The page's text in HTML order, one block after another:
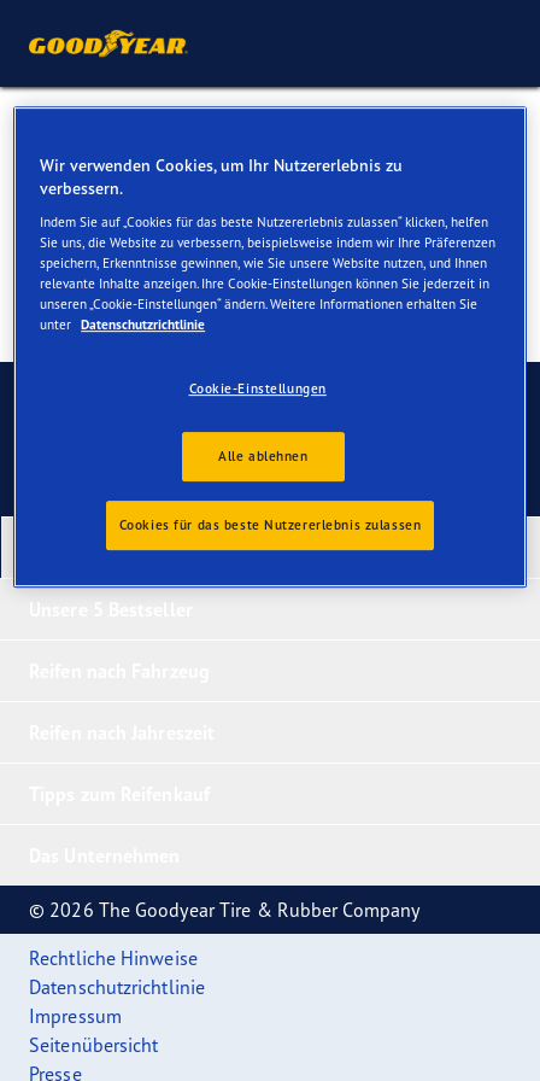
XCeed
Kontaktieren Sie uns
Unsere neuesten Produkte
© 2026 The Goodyear Tire & Rubber Company
Rechtliche Hinweise
Datenschutzrichtlinie
Impressum
Seitenübersicht
Presse
Wir verwenden Cookies, um Ihr Nutzererlebnis zu
verbessern.
Indem Sie auf „Cookies für das beste Nutzererlebnis zulassen“ klicken, helfen
Sie uns, die Website zu verbessern, beispielsweise indem wir Ihre Präferenzen
speichern, Erkenntnisse gewinnen, wie Sie unsere Website nutzen, und Ihnen
relevante Inhalte anzeigen. Ihre Cookie-Einstellungen können Sie jederzeit in
unseren „Cookie-Einstellungen“ ändern. Weitere Informationen erhalten Sie
unter Datenschutzrichtlinie
Cookie-Einstellungen
Alle ablehnen
Cookies für das beste Nutzererlebnis zulassen